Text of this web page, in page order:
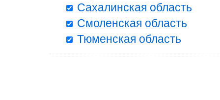
Сахалинская область
Смоленская область
Тюменская область